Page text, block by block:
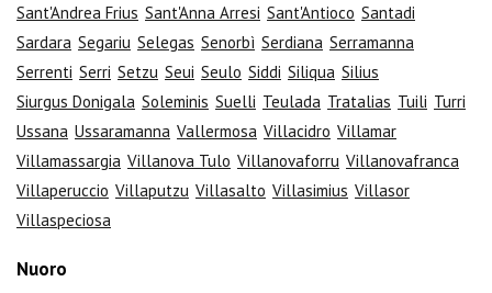
Sant'Andrea Frius Sant'Anna Arresi Sant'Antioco Santadi
Sardara Segariu Selegas Senorbì Serdiana Serramanna
Serrenti Serri Setzu Seui Seulo Siddi Siliqua Silius
Siurgus Donigala Soleminis Suelli Teulada Tratalias Tuili Turri
Ussana Ussaramanna Vallermosa Villacidro Villamar
Villamassargia Villanova Tulo Villanovaforru Villanovafranca
Villaperuccio Villaputzu Villasalto Villasimius Villasor
Villaspeciosa
Nuoro